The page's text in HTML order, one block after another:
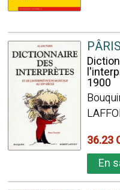
1900
36.23
En